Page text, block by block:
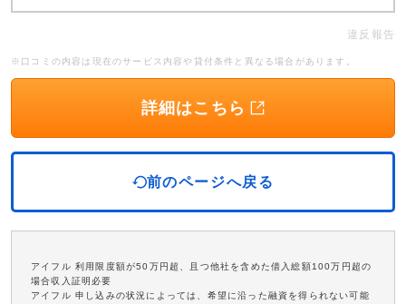
違反報告
※口コミの内容は現在のサービス内容や貸付条件と異なる場合があります。
詳細はこちら
前のページへ戻る
アイフル 利用限度額が50万円超、且つ他社を含めた借入総額100万円超の
場合収入証明必要
アイフル 申し込みの状況によっては、希望に沿った融資を得られない可能